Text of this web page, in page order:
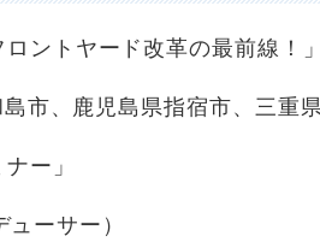
ントヤード改革の最前線！」
、鹿児島県指宿市、三重
ー」
ーサー）